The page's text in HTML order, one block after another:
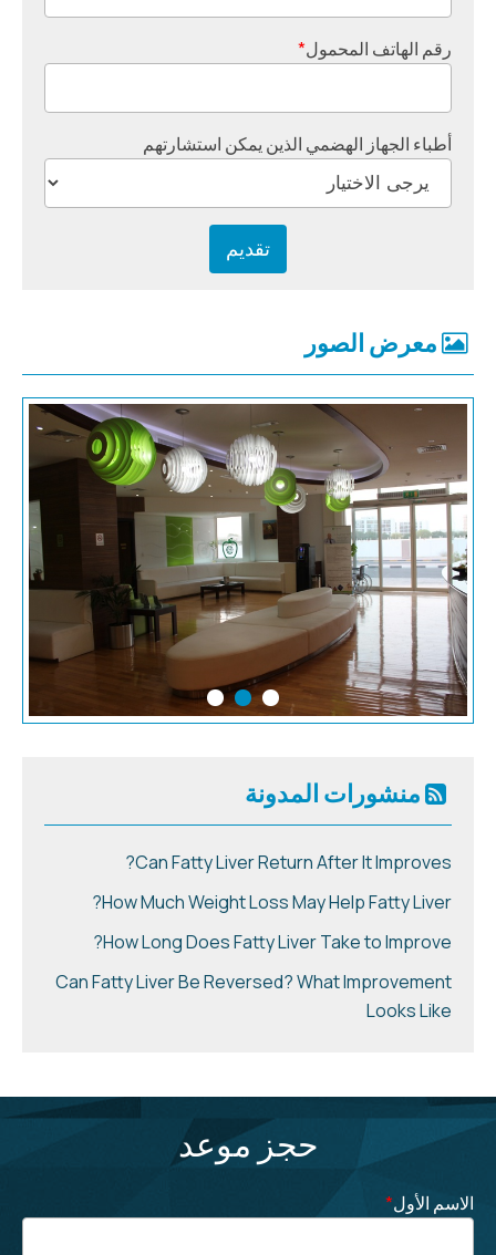
رقم الهاتف المحمول*
أطباء الجهاز الهضمي الذين يمكن استشارتهم
معرض الصور
منشورات المدونة
Can Fatty Liver Return After It Improves?
How Much Weight Loss May Help Fatty Liver?
How Long Does Fatty Liver Take to Improve?
Can Fatty Liver Be Reversed? What Improvement
Looks Like
حجز موعد
الاسم الأول*